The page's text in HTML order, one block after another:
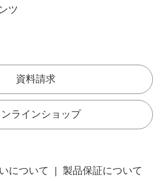
ツ
資料請求
ラインショップ
について 製品保証について